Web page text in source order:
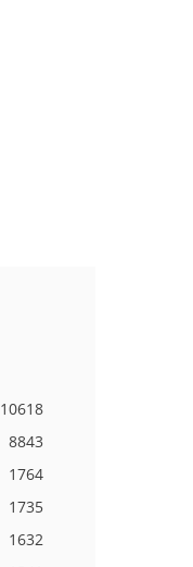
10618
8843
1764
1735
1632